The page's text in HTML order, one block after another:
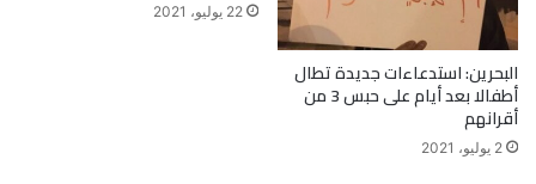
البحرين: استدعاءات جديدة تطال
أطفالا بعد أيام على حبس 3 من
أقرانهم
2 يوليو، 2021
22 يوليو، 2021